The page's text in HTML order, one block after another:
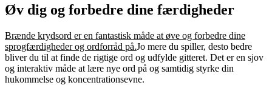
Øv dig og forbedre dine færdigheder
Brænde krydsord er en fantastisk måde at øve og forbedre dine
sprogfærdigheder og ordforråd på.Jo mere du spiller, desto bedre
bliver du til at finde de rigtige ord og udfylde gitteret. Det er en sjov
og interaktiv måde at lære nye ord på og samtidig styrke din
hukommelse og koncentrationsevne.